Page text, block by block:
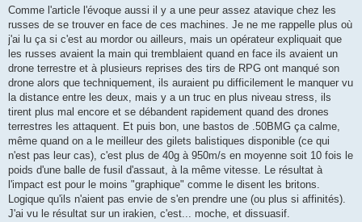
Comme l'article l'évoque aussi il y a une peur assez atavique chez les
russes de se trouver en face de ces machines. Je ne me rappelle plus où
j'ai lu ça si c'est au mordor ou ailleurs, mais un opérateur expliquait que
les russes avaient la main qui tremblaient quand en face ils avaient un
drone terrestre et à plusieurs reprises des tirs de RPG ont manqué son
drone alors que techniquement, ils auraient pu difficilement le manquer vu
la distance entre les deux, mais y a un truc en plus niveau stress, ils
tirent plus mal encore et se débandent rapidement quand des drones
terrestres les attaquent. Et puis bon, une bastos de .50BMG ça calme,
même quand on a le meilleur des gilets balistiques disponible (ce qui
n'est pas leur cas), c'est plus de 40g à 950m/s en moyenne soit 10 fois le
poids d'une balle de fusil d'assaut, à la même vitesse. Le résultat à
l'impact est pour le moins "graphique" comme le disent les britons.
Logique qu'ils n'aient pas envie de s'en prendre une (ou plus si affinités).
J'ai vu le résultat sur un irakien, c'est... moche, et dissuasif.